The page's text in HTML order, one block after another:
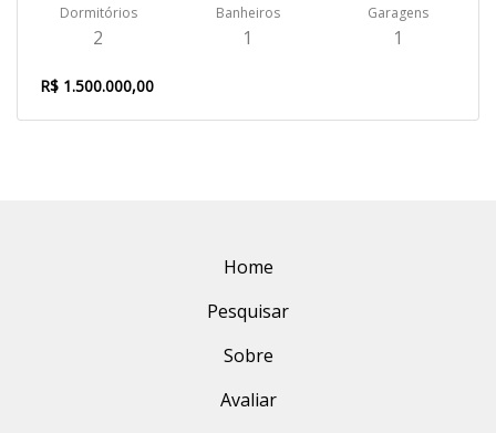
Dormitórios
2
Banheiros
1
Garagens
1
R$ 1.500.000,00
Home
Pesquisar
Sobre
Avaliar